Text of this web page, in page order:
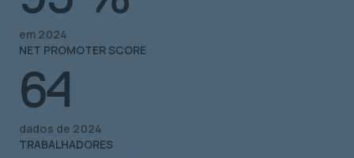
em 2024
NET PROMOTER SCORE
64
dados de 2024
TRABALHADORES